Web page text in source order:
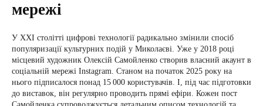
мережі
У XXI столітті цифрові технології радикально змінили спосіб
популяризації культурних подій у Миколаєві. Уже у 2018 році
місцевий художник Олексій Самойленко створив власний акаунт в
соціальній мережі Instagram. Станом на початок 2025 року на
нього підписалося понад 15 000 користувачів. І, під час підготовки
до виставок, він регулярно проводить прямі ефіри. Кожен пост